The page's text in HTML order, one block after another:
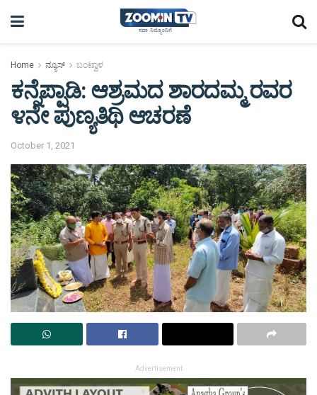
Home ನ್ಯೂಸ್ ಬಂಟ್ವಾಳ
ಕನ್ನೆಪ್ಪಾಡಿ: ಆಶ್ರಮದ ಶಾರದಮ್ಮ ರವರ
೪ನೇ ಪುಣ್ಯತಿಥಿ ಆಚರಣೆ
October 1, 2021
Advertisement